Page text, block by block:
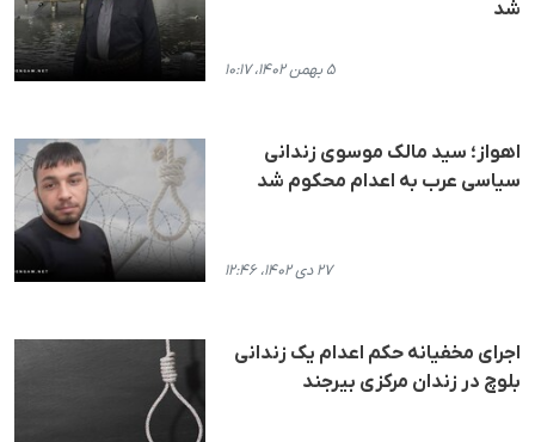
شد
۵ بهمن ۱۴۰۲، ۱۰:۱۷
اهواز؛ سید مالک موسوی زندانی
سیاسی عرب به اعدام محکوم شد
۲۷ دی ۱۴۰۲، ۱۲:۴۶
اجرای مخفیانه حکم اعدام یک زندانی
بلوچ در زندان مرکزی بیرجند